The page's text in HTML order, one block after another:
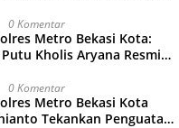
0 Komentar
Metro Bekasi Kota:
Kholis Aryana Resmi
0 Komentar
Metro Bekasi Kota
Tekankan Penguatan